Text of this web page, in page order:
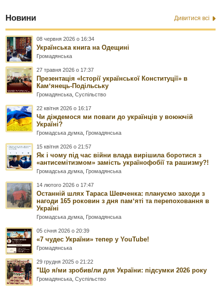
Новини Дивитися всі
08 червня 2026 о 16:34
Українська книга на Одещині
Громадянська
27 травня 2026 о 17:37
Презентація «Історії української Конституції» в
Камʼянець-Подільську
Громадянська,Суспільство
22 квітня 2026 о 16:17
Чи діждемося ми поваги до українців у воюючій
Україні?
Громадська думка, Громадянська
15 квітня 2026 о 21:57
Як і чому під час війни влада вирішила боротися з
«антисемітизмом» замість українофобії та рашизму?!
Громадська думка, Громадянська
14 лютого 2026 о 17:47
Останній шлях Тараса Шевченка: плануємо заходи з
нагоди 165 роковин з дня памʼяті та перепоховання в
Україні
Громадська думка, Громадянська
05 січня 2026 о 20:39
«7 чудес України» тепер у YouTube!
Громадянська
29 грудня 2025 о 21:22
"Що я/ми зробив/ли для України: підсумки 2026 року
Громадянська,Суспільство